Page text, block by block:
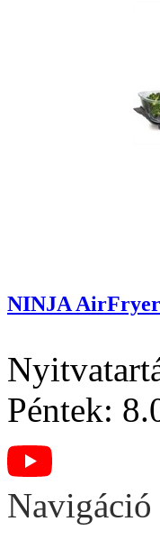
NINJA AirFryer
Péntek:
Navigáció